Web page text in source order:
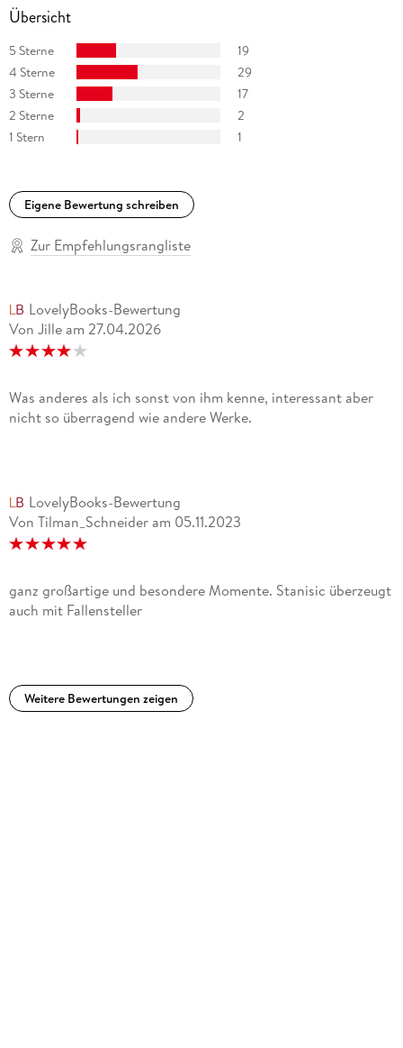
Übersicht
5 Sterne
19
4 Sterne
29
3 Sterne
17
2 Sterne
2
1 Stern
1
Eigene Bewertung schreiben
Zur Empfehlungsrangliste
LovelyBooks-Bewertung
Von Jille am 27.04.2026
Was anderes als ich sonst von ihm kenne, interessant aber
nicht so überragend wie andere Werke.
LovelyBooks-Bewertung
Von Tilman_Schneider am 05.11.2023
ganz großartige und besondere Momente. Stanisic überzeugt
auch mit Fallensteller
Weitere Bewertungen zeigen